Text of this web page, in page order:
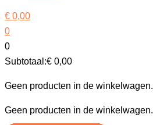
€ 0,00
0
0
Subtotaal:€ 0,00
Geen producten in de winkelwagen.
Geen producten in de winkelwagen.